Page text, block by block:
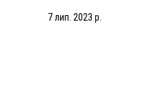
7 лип. 2023 р.